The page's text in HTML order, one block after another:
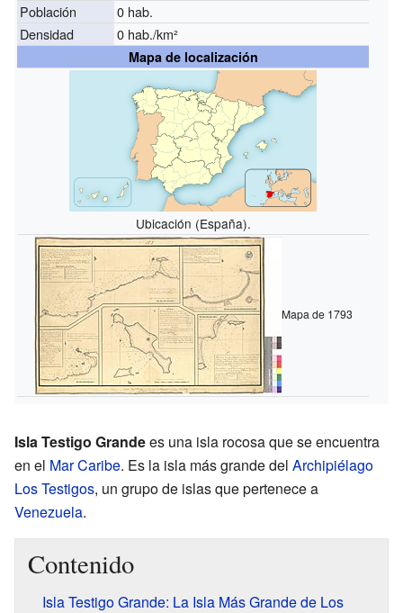
Población
0 hab.
Densidad
0 hab./km²
Mapa de localización
Ubicación (España).
Mapa de 1793
Isla Testigo Grandees una isla rocosa que se encuentra
en el Mar Caribe. Es la isla más grande del Archipiélago
Los Testigos, un grupo de islas que pertenece a
Venezuela.
Contenido
Isla Testigo Grande: La Isla Más Grande de Los